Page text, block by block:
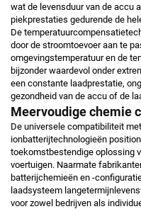
wat de levensduur van de accu
piekprestaties gedurende de
De
door de stroomtoevoer aan te
omgevingstemperatuur en de
bijzonder waardevol onder
een constante laadprestatie,
gezondheid van de accu of de
Meervoudige chemie
De universele compatibiliteit
ionbatterijtechnologieën
toekomstbestendige oplossing
voertuigen. Naarmate
batterijchemieën en -
laadsysteem
voor zowel bedrijven als